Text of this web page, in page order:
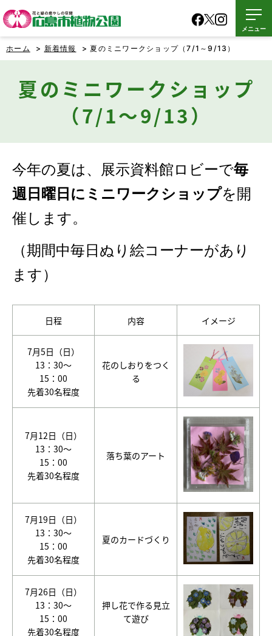
メニュー
ホーム > 新着情報 > 夏のミニワークショップ（7/1～9/13）
夏のミニワークショップ
（7/1～9/13）
今年の夏は、展示資料館ロビーで毎
週日曜日にミニワークショップを開
催します。
（期間中毎日ぬり絵コーナーがあり
ます）
日程 内容 イメージ
7月5日（日）
13：30～
15：00
先着30名程度
花のしおりをつく
る
7月12日（日）
13：30～
15：00
先着30名程度
落ち葉のアート
7月19日（日）
13：30～
15：00
先着30名程度
夏のカードづくり
7月26日（日）
13：30～
15：00
先着30名程度
押し花で作る見立
て遊び